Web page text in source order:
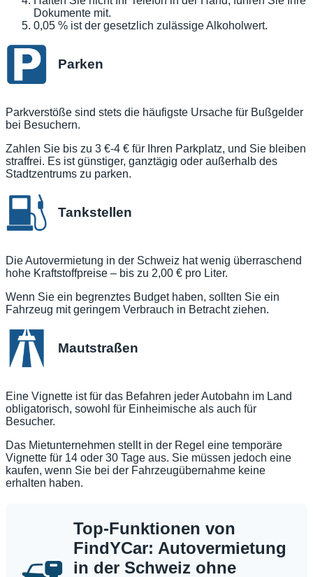
Dokumente mit.
0,05 % ist der gesetzlich zulässige Alkoholwert.
Parken
Parkverstöße sind stets die häufigste Ursache für Bußgelder
bei Besuchern.
Zahlen Sie bis zu 3 €-4 € für Ihren Parkplatz, und Sie bleiben
straffrei. Es ist günstiger, ganztägig oder außerhalb des
Stadtzentrums zu parken.
Tankstellen
Die Autovermietung in der Schweiz hat wenig überraschend
hohe Kraftstoffpreise – bis zu 2,00 € pro Liter.
Wenn Sie ein begrenztes Budget haben, sollten Sie ein
Fahrzeug mit geringem Verbrauch in Betracht ziehen.
Mautstraßen
Eine Vignette ist für das Befahren jeder Autobahn im Land
obligatorisch, sowohl für Einheimische als auch für
Besucher.
Das Mietunternehmen stellt in der Regel eine temporäre
Vignette für 14 oder 30 Tage aus. Sie müssen jedoch eine
kaufen, wenn Sie bei der Fahrzeugübernahme keine
erhalten haben.
Top-Funktionen von
FindYCar: Autovermietung
in der Schweiz ohne